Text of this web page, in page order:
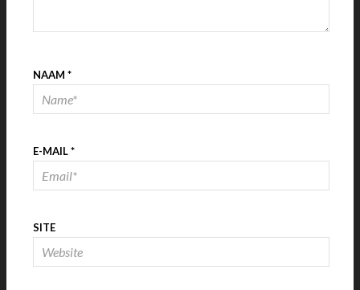
NAAM *
E-MAIL*
SITE